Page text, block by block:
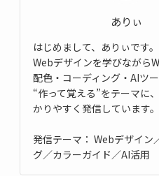
ありぃ
はじめまして、ありぃです。
Webデザインを学びながら
配色・コーディング・AIツー
“作って覚える”をテーマに
かりやすく発信しています。
発信テーマ： Webデザイン
グ／カラーガイド／AI活用